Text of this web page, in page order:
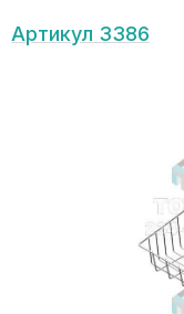
Артикул 3386